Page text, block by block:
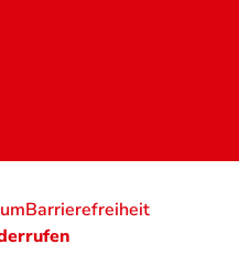
Barrierefreiheit